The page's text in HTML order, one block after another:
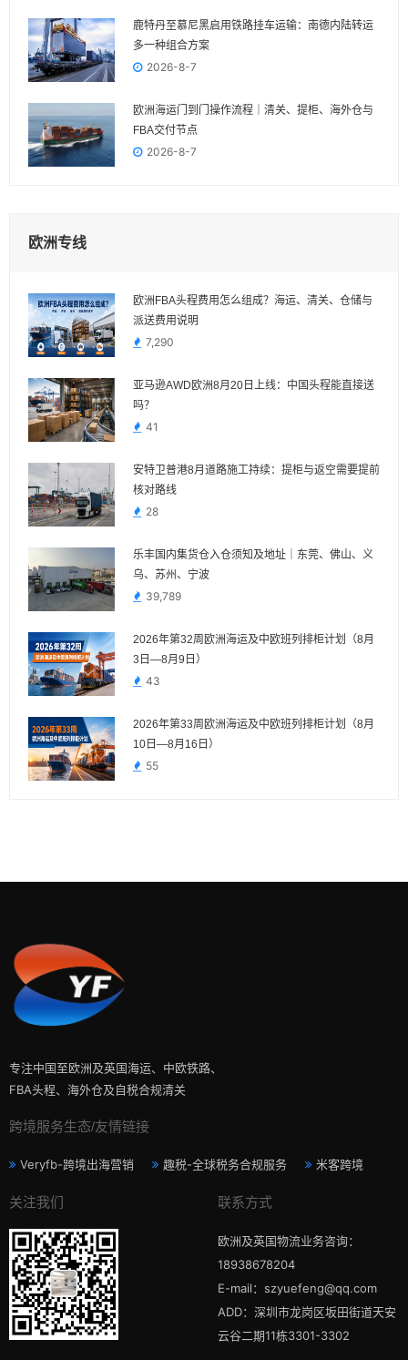
鹿特丹至慕尼黑启用铁路挂车运输：南德内陆转运
多一种组合方案
2026-8-7
欧洲海运门到门操作流程｜清关、提柜、海外仓与
FBA交付节点
2026-8-7
欧洲专线
欧洲FBA头程费用怎么组成？海运、清关、仓储与
派送费用说明
7,290
亚马逊AWD欧洲8月20日上线：中国头程能直接送
吗？
41
安特卫普港8月道路施工持续：提柜与返空需要提前
核对路线
28
乐丰国内集货仓入仓须知及地址｜东莞、佛山、义
乌、苏州、宁波
39,789
2026年第32周欧洲海运及中欧班列排柜计划（8月
3日—8月9日）
43
2026年第33周欧洲海运及中欧班列排柜计划（8月
10日—8月16日）
55
专注中国至欧洲及英国海运、中欧铁路、
FBA头程、海外仓及自税合规清关
跨境服务生态/友情链接
Veryfb-跨境出海营销 趣税-全球税务合规服务 米客跨境
关注我们 联系方式
欧洲及英国物流业务咨询：
18938678204
E-mail：szyuefeng@qq.com
ADD：深圳市龙岗区坂田街道天安
云谷二期11栋3301-3302